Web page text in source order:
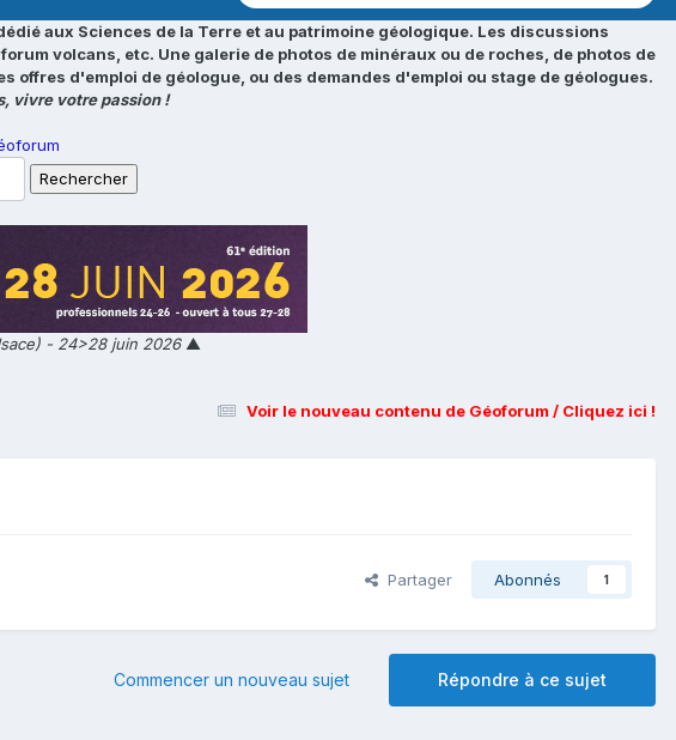
aux Sciences de la Terre et au patrimoine géologique. Les discussions
volcans, etc. Une galerie de photos de minéraux ou de roches, de photos de
d'emploi de géologue, ou des demandes d'emploi ou stage de géologues.
vivre votre passion !
- 24>28 juin 2026▲
Voir le nouveau contenu de Géoforum / Cliquez ici !
Partager Abonnés 1
Répondre à ce sujet
Commencer un nouveau sujet